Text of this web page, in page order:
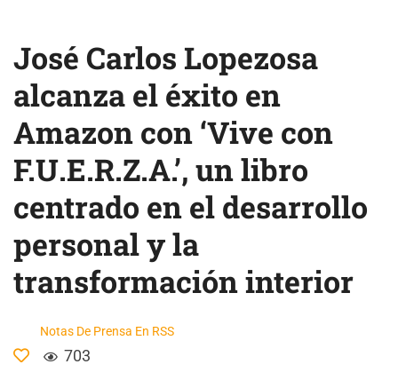
José Carlos Lopezosa
alcanza el éxito en
Amazon con ‘Vive con
F.U.E.R.Z.A.’, un libro
centrado en el desarrollo
personal y la
transformación interior
Notas De Prensa En RSS
703